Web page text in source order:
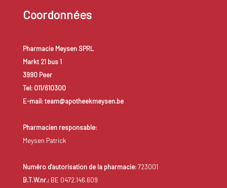
Coordonnées
Pharmacie Meysen SPRL
Markt 21 bus 1
3990 Peer
Tel: 011/610300
E-mail: team@apotheekmeysen.be
Pharmacien responsable:
Meysen Patrick
Numéro d'autorisation de la pharmacie:723001
B.T.W.nr.:BE 0472.146.609